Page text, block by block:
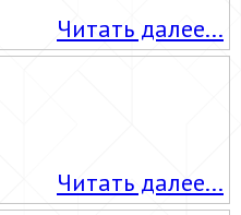
Читать далее...
Читать далее...